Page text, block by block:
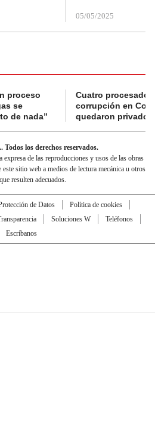
05/05/2025
proceso
se
de nada”
Cuatro
corrupción en
quedaron
los derechos reservados.
de las reproducciones y usos de las obras
este sitio web a medios de lectura mecánica u otros
resulten adecuados.
de Datos
Política de cookies
Soluciones W
Teléfonos
Escríbanos